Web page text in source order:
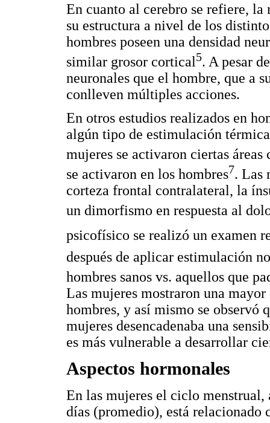
En cuanto al cerebro se refiere,
su estructura a nivel de los
hombres poseen una densidad
similar grosor cortical5. A pesar
neuronales que el hombre, que a
conlleven múltiples acciones.
En otros estudios realizados en
algún tipo de estimulación
mujeres se activaron ciertas áreas
se activaron en los hombres7. Las
corteza frontal contralateral, la
un dimorfismo en respuesta al
psicofísico se realizó un examen
después de aplicar estimulación
hombres sanos vs. aquellos que
Las mujeres mostraron una
hombres, y así mismo se observó
mujeres desencadenaba una
es más vulnerable a desarrollar
Aspectos hormonales
En las mujeres el ciclo menstrual,
días (promedio), está relacionado